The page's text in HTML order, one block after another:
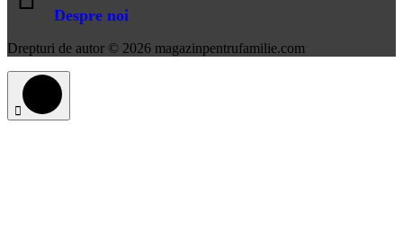
Despre noi
Drepturi de autor © 2026 magazinpentrufamilie.com